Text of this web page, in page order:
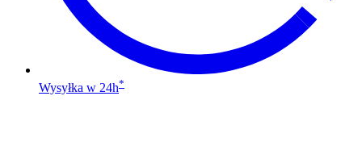
Wysyłka w 24h*